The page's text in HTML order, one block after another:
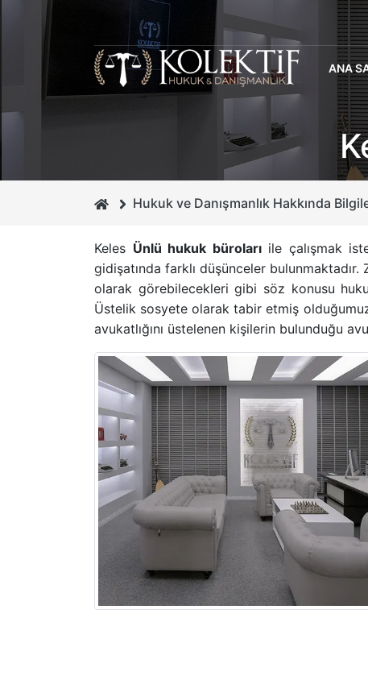
ANA
Hukuk ve Danışmanlık Hakkında
Keles Ünlü hukuk bürolarıile çalışmak
gidişatında farklı düşünceler
olarak görebilecekleri gibi söz konusu
Üstelik sosyete olarak tabir etmiş
avukatlığını üstelenen kişilerin bulunduğu